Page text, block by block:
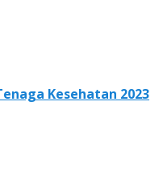
Kesehatan 2023